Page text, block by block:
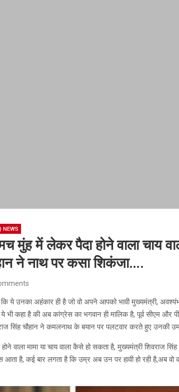
NEWS
मुंह में लेकर पैदा होने वाला चाय
ने नाथ पर कसा शिकंजा….
ये उनका अहंकार ही है जो वो अपने आपको भावी मुख्यमंत्री,
भी कहा है की अब कांग्रेस का भगवान ही मालिक है, पूर्व सीएम और
सिंह चौहान ने कमलनाथ के बयान पर पलटवार करते हुए उनकी
वाला मामा या चाय वाला कैसे हो सकता है, मुख्यमंत्री शिवराज सिंह
है, कई बार लगता है कि उम्र अब उन पर हावी हो रही है,अब